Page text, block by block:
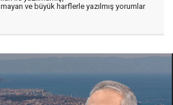
ve büyük harflerle yazılmış yorumlar